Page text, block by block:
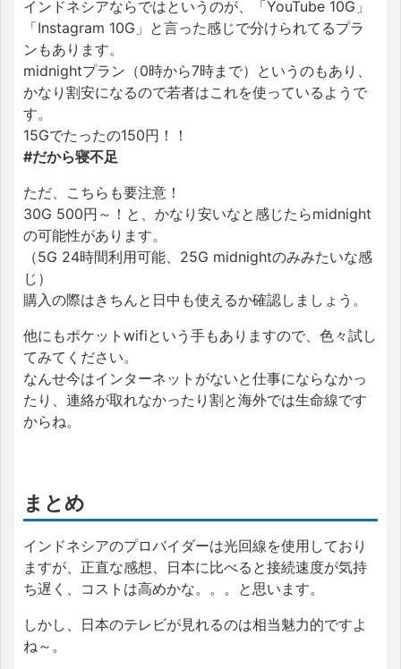
インドネシアならではというのが、「YouTube 10G」
「Instagram 10G」と言った感じで分けられてるプラ
ンもあります。
midnightプラン（0時から7時まで）というのもあり、
かなり割安になるので若者はこれを使っているようで
す。
15Gでたったの150円！！
#だから寝不足
ただ、こちらも要注意！
30G 500円～！と、かなり安いなと感じたらmidnight
の可能性があります。
（5G 24時間利用可能、25G midnightのみみたいな感
じ）
購入の際はきちんと日中も使えるか確認しましょう。
他にもポケットwifiという手もありますので、色々試し
てみてください。
なんせ今はインターネットがないと仕事にならなかっ
たり、連絡が取れなかったり割と海外では生命線です
からね。
まとめ
インドネシアのプロバイダーは光回線を使用しており
ますが、正直な感想、日本に比べると接続速度が気持
ち遅く、コストは高めかな。。。と思います。
しかし、日本のテレビが見れるのは相当魅力的ですよ
ね～。